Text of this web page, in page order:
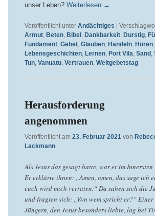
unser Leben? Weiterlesen →
Veröffentlicht unter Andächtiges |
Armut, Beten, Bibel, Dankbarkeit, Durstig,
Fundament, Gebet, Glauben, Handeln, Hören,
Lebensgeschichten, Lernen, Port Vila, Sand,
Tun, Vanuatu, Vertrauen, Weltgebetstag
Herausforderung
angenommen
Veröffentlicht am 23. Februar 2021 von
Lackmann
Als Jesus das gesagt hatte, war er im
Er erklärte ihnen: „Amen, amen, das sage ich
euch wird mich verraten.“ Da sahen sich die
und fragten sich: „Von wem spricht er?“ Einer
Jüngern, den Jesus besonders liebte, lag bei